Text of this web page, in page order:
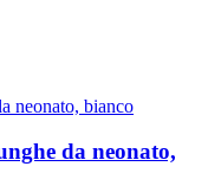
da neonato,